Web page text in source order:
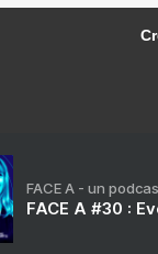
FACE A - un
FACE A #30 :